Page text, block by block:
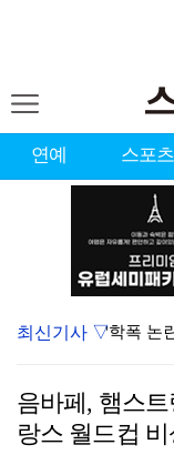
연예 스포츠
[ST포토]
최신기사 ▽
음바페, 햄스
랑스 월드컵 비